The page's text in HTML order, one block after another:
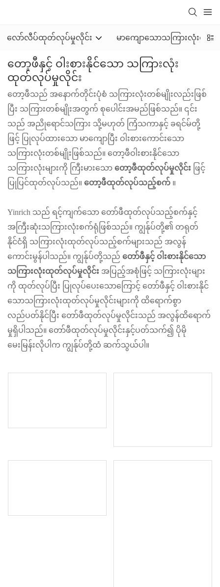
လော်လီပ်ထုတ်လုပ်မှုလိုင်း မာကျောသောသကြားလုံးထု
တော့ဖီနှင့် ဝါးစားနိုင်သော သကြားလုံး
ထုတ်လုပ်မှုလိုင်း
တော့ဖီသည် အနောက်တိုင်းပုံစံ သကြားလုံးတစ်မျိုးလည်းဖြစ်
ပြီး သကြားတစ်မျိုးအတွက် စုပေါင်းအမည်ဖြစ်သည်။ ၎င်း
သည် အညိုရောင်သကြား သို့မဟုတ် ကြံသကာနှင့် ခရင်မ်တို့
ဖြင့် ပြုလုပ်ထားသော မာကျောပြီး ဝါးစားကောင်းသော
သကြားလုံးတစ်မျိုးဖြစ်သည်။ တော့ဖီဝါးစားနိုင်သော
သကြားလုံးများကို ကြီးမားသော တော့ဖီထုတ်လုပ်မှုလိုင်း ဖြင့်
ပြုပြင်ထုတ်လုပ်သည်။ တော့ဖီထုတ်လုပ်သည့်စက် ။
Yinrich သည် ရင့်ကျက်သော တော်ဖီထုတ်လုပ်သည့်စက်နှင့်
အကြီးဆုံးသကြားလုံးစက်ရုံဖြစ်သည်။ ကျွန်ုပ်တို့၏ တရုတ်
နိုင်ငံရှိ သကြားလုံးထုတ်လုပ်သည့်စက်များသည် အလွန်
ကောင်းမွန်ပါသည်။ ကျွန်ုပ်တို့သည် တော်ဖီနှင့် ဝါးစားနိုင်သော
သကြားလုံးထုတ်လုပ်မှုလိုင်း အပြည့်အစုံဖြင့် သကြားလုံးများ
ကို ထုတ်လုပ်ပြီး ပြုလုပ်ပေးသောကြောင့် တော်ဖီနှင့် ဝါးစားနိုင်
သောသကြားလုံးထုတ်လုပ်မှုလိုင်းများကို ထိရောက်စွာ
လည်ပတ်နိုင်ပြီး တော်ဖီထုတ်လုပ်မှုလိုင်းသည် အလွန်ထိရောက်
မှုရှိပါသည်။ တော်ဖီထုတ်လုပ်မှုလိုင်းနှင့်ပတ်သက်၍ ပိုမို
မေးမြန်းလိုပါက ကျွန်ုပ်တို့ထံ ဆက်သွယ်ပါ။